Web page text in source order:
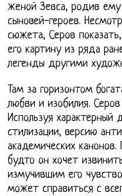
женой Зевса, родив
сыновей-героев.
сюжета, Серов
его картину из ряда
легенды другими
Там за горизонтом
любви и изобилия.
Используя
стилизации, версию
академических
будто он хочет
измучившим его
может справиться с